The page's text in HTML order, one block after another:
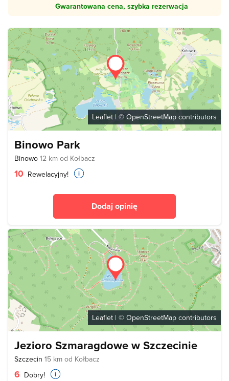
Gwarantowana cena, szybka rezerwacja
Leaflet | ©OpenStreetMap contributors
Binowo Park
Binowo 12 km od Kołbacz
10 Rewelacyjny!
Dodaj opinię
Leaflet | © OpenStreetMap contributors
Jezioro Szmaragdowe w Szczecinie
Szczecin 15 km od Kołbacz
6 Dobry!